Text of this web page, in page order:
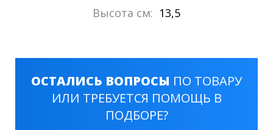
Высота см: 13,5
ОСТАЛИСЬ ВОПРОСЫ ПО ТОВАРУ
ИЛИ ТРЕБУЕТСЯ ПОМОЩЬ В
ПОДБОРЕ?